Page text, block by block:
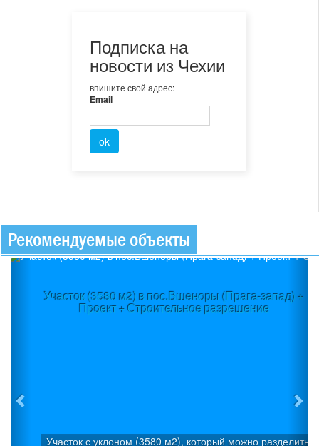
Подписка на
новости из Чехии
впишите свой адрес:
Email
Рекомендуемые объекты
Участок (3580 м2) в пос.Вшеноры (Прага-запад) +
Проект + Строительное разрешение
Участок с уклоном (3580 м2), который можно разделить
Previous